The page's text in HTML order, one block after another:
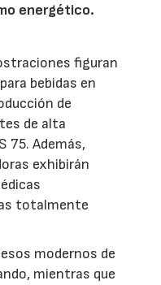
energético.
figuran
bebidas en
de
de alta
75. Además,
exhibirán
totalmente
modernos de
mientras que